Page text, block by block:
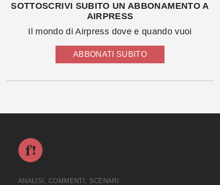
SOTTOSCRIVI SUBITO UN ABBONAMENTO A
AIRPRESS
Il mondo di Airpress dove e quando vuoi
ABBONATI SUBITO
ANALISI, COMMENTI, SCENARI